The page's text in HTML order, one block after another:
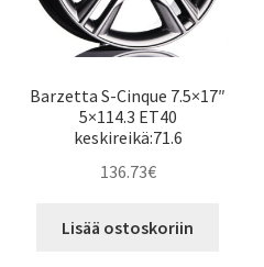
Barzetta S-Cinque 7.5×17″
5×114.3 ET40
keskireikä:71.6
136.73€
Lisää ostoskoriin